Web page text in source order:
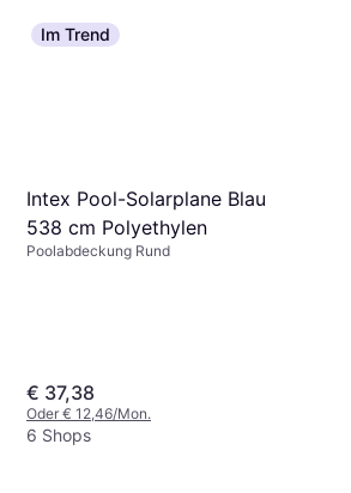
Im Trend
Intex Pool-Solarplane Blau
538 cm Polyethylen
Poolabdeckung Rund
€ 37,38
Oder € 12,46/Mon.
6 Shops